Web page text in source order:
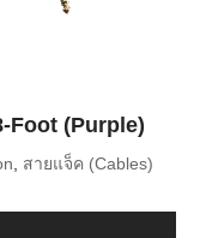
Foot (Purple)
, สายแจ็ค (Cables)